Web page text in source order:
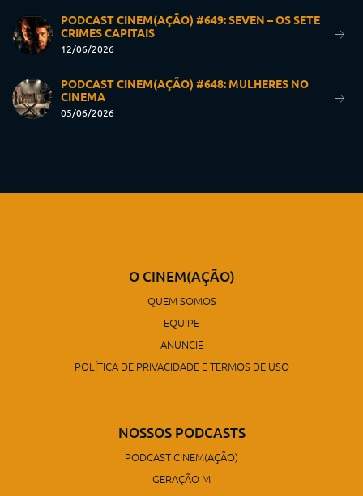
PODCAST CINEM(AÇÃO) #649: SEVEN – OS SETE
CRIMES CAPITAIS
12/06/2026
PODCAST CINEM(AÇÃO) #648: MULHERES NO
CINEMA
05/06/2026
O CINEM(AÇÃO)
QUEM SOMOS
EQUIPE
ANUNCIE
POLÍTICA DE PRIVACIDADE E TERMOS DE USO
NOSSOS PODCASTS
PODCAST CINEM(AÇÃO)
GERAÇÃO M